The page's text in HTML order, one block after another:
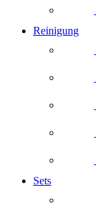
Reinigung
Sets